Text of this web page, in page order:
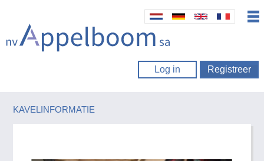
Log in Registreer
KAVELINFORMATIE